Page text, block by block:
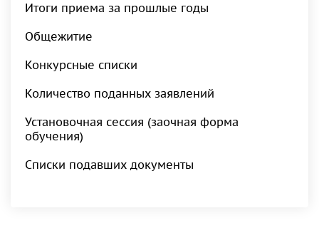
Итоги приема за прошлые годы
Общежитие
Конкурсные списки
Количество поданных заявлений
Установочная сессия (заочная форма
обучения)
Списки подавших документы